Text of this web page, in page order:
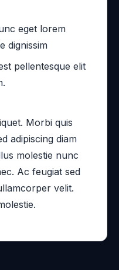
eget lorem
dignissim
pellentesque elit
Morbi quis
adipiscing diam
molestie nunc
Ac feugiat sed
velit.